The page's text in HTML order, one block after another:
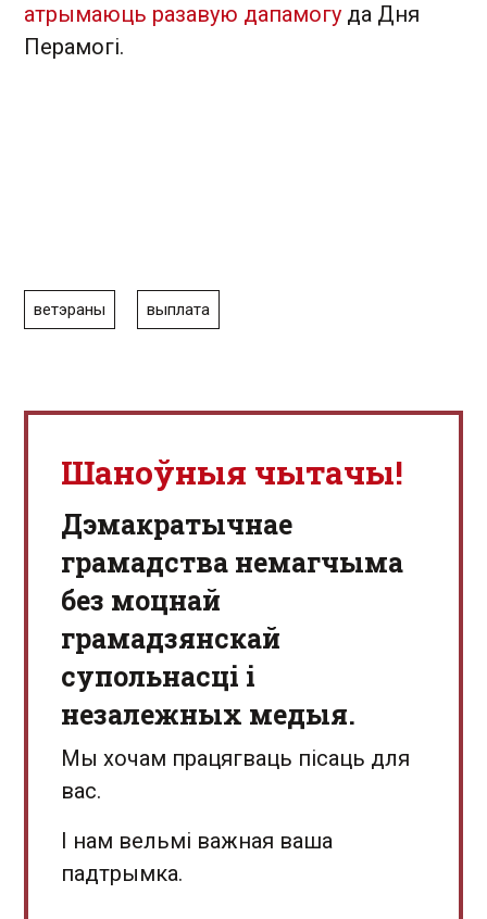
атрымаюць разавую дапамогу да Дня
Перамогі.
ветэраны выплата
Шаноўныя чытачы!
Дэмакратычнае
грамадства немагчыма
без моцнай
грамадзянскай
супольнасці і
незалежных медыя.
Мы хочам працягваць пісаць для
вас.
І нам вельмі важная ваша
падтрымка.